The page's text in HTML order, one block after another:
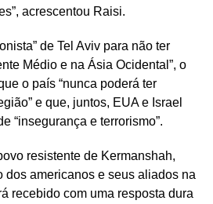
acrescentou Raisi.
de Tel Aviv para não ter
Médio e na Ásia Ocidental”, o
o país “nunca poderá ter
e que, juntos, EUA e Israel
“insegurança e terrorismo”.
resistente de Kermanshah,
dos americanos e seus aliados na
recebido com uma resposta dura